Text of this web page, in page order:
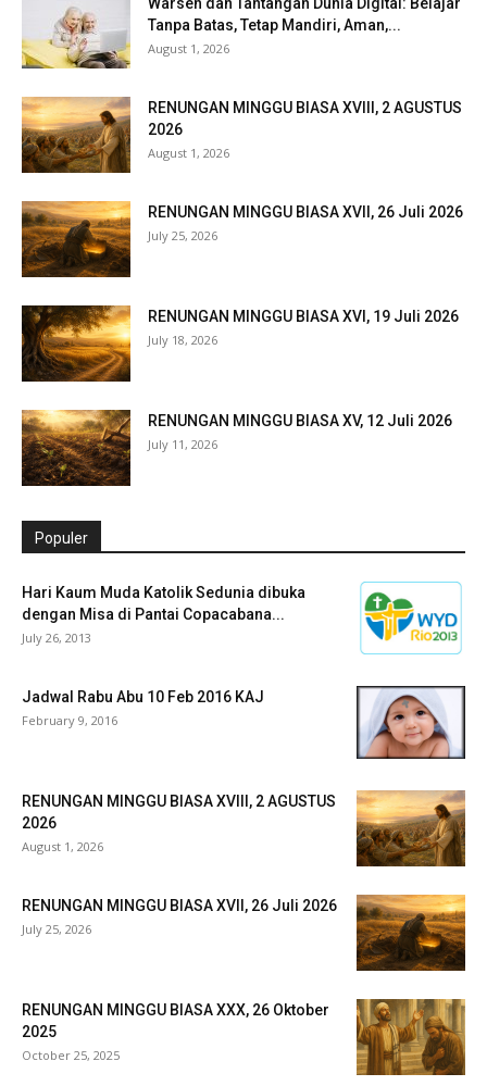
Warsen dan Tantangan Dunia Digital: Belajar
Tanpa Batas, Tetap Mandiri, Aman,...
August 1, 2026
RENUNGAN MINGGU BIASA XVIII, 2 AGUSTUS
2026
August 1, 2026
RENUNGAN MINGGU BIASA XVII, 26 Juli 2026
July 25, 2026
RENUNGAN MINGGU BIASA XVI, 19 Juli 2026
July 18, 2026
RENUNGAN MINGGU BIASA XV, 12 Juli 2026
July 11, 2026
Populer
Hari Kaum Muda Katolik Sedunia dibuka
dengan Misa di Pantai Copacabana...
July 26, 2013
Jadwal Rabu Abu 10 Feb 2016 KAJ
February 9, 2016
RENUNGAN MINGGU BIASA XVIII, 2 AGUSTUS
2026
August 1, 2026
RENUNGAN MINGGU BIASA XVII, 26 Juli 2026
July 25, 2026
RENUNGAN MINGGU BIASA XXX, 26 Oktober
2025
October 25, 2025